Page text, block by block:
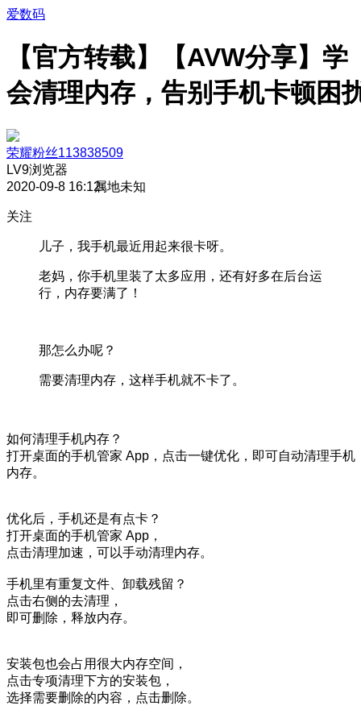
爱数码
【官方转载】【AVW分享】学
会清理内存，告别手机卡顿困
荣耀粉丝113838509
LV9浏览器
2020-09-8 16:12属地未知
关注
儿子，我手机最近用起来很卡呀。
老妈，你手机里装了太多应用，还有好多在后台运
行，内存要满了！
那怎么办呢？
需要清理内存，这样手机就不卡了。
如何清理手机内存？
打开桌面的手机管家 App，点击一键优化，即可自动清理手机
内存。
优化后，手机还是有点卡？
打开桌面的手机管家 App，
点击清理加速，可以手动清理内存。
手机里有重复文件、卸载残留？
点击右侧的去清理，
即可删除，释放内存。
安装包也会占用很大内存空间，
点击专项清理下方的安装包，
选择需要删除的内容，点击删除。